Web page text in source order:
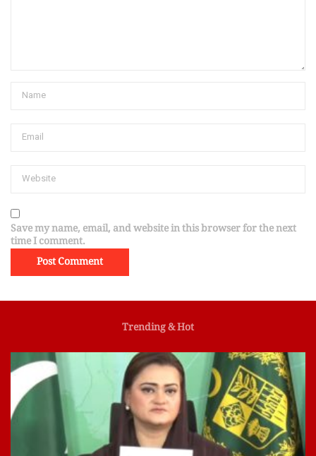
Save my name, email, and website in this browser for the next
time I comment.
Trending & Hot